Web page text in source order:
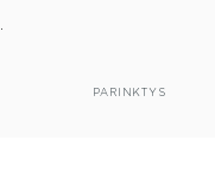
PARINKTYS